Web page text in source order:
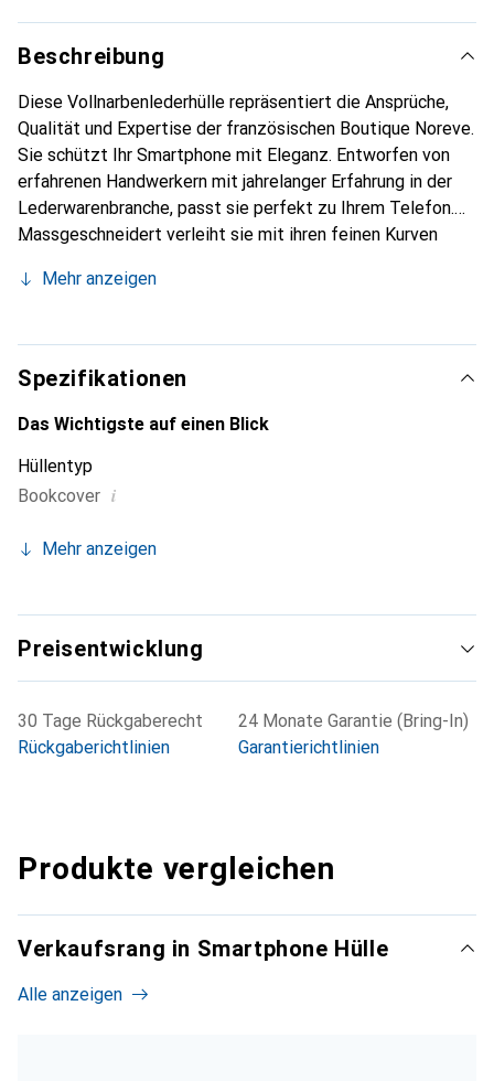
Beschreibung
Diese Vollnarbenlederhülle repräsentiert die Ansprüche,
Qualität und Expertise der französischen Boutique Noreve.
Sie schützt Ihr Smartphone mit Eleganz. Entworfen von
erfahrenen Handwerkern mit jahrelanger Erfahrung in der
Lederwarenbranche, passt sie perfekt zu Ihrem Telefon.
Massgeschneidert verleiht sie mit ihren feinen Kurven
schicken und unverzichtbaren Accessoire. International
Noreve eine zuverlässige Wahl für eine anspruchsvolle
Kundschaft.
Mehr anzeigen
Spezifikationen
Das Wichtigste auf einen Blick
Hüllentyp
Bookcover i
Mehr anzeigen
Preisentwicklung
30 Tage Rückgaberecht
Rückgaberichtlinien
24 Monate Garantie (Bring-In)
Garantierichtlinien
Produkte vergleichen
Verkaufsrang in Smartphone Hülle
Alle anzeigen